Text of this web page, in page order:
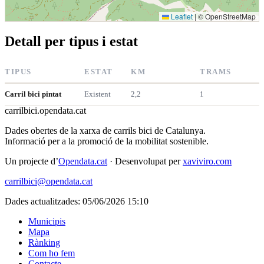
Leaflet | © OpenStreetMap
Detall per tipus i estat
TIPUS ESTAT KM TRAMS
Carril bici pintat Existent 2,2 1
carrilbici.opendata.cat
Dades obertes de la xarxa de carrils bici de Catalunya.
Informació per a la promoció de la mobilitat sostenible.
Un projecte d’Opendata.cat · Desenvolupat perxaviviro.com
carrilbici@opendata.cat
Dades actualitzades: 05/06/2026 15:10
Municipis
Mapa
Rànking
Com ho fem